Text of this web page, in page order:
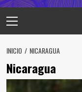
principal
INICIO NICARAGUA
Nicaragua